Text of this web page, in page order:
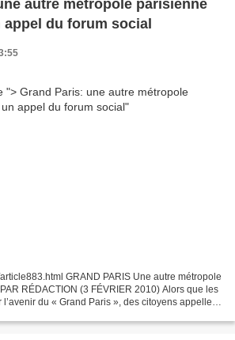
autre métropole parisienne
du forum social
GRAND PARIS Une autre métropole
RÉDACTION (3 FÉVRIER 2010) Alors que les
du « Grand Paris », des citoyens appellent